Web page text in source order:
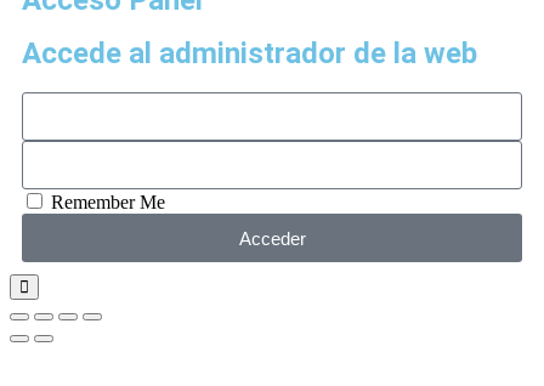
Accede al administrador de la web
Remember Me
Acceder